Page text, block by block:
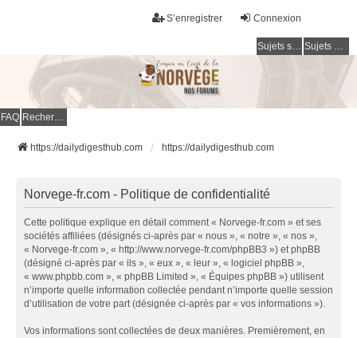
Connexion
S’enregistrer
Sujets sans réponse Sujets actifs
FAQ Rechercher
https://dailydigesthub.com https://dailydigesthub.com
Norvege-fr.com - Politique de confidentialité
Cette politique explique en détail comment « Norvege-fr.com » et ses
sociétés affiliées (désignés ci-après par « nous », « notre », « nos »,
« Norvege-fr.com », « http://www.norvege-fr.com/phpBB3 ») et phpBB
(désigné ci-après par « ils », « eux », « leur », « logiciel phpBB »,
« www.phpbb.com », « phpBB Limited », « Équipes phpBB ») utilisent
n’importe quelle information collectée pendant n’importe quelle session
d’utilisation de votre part (désignée ci-après par « vos informations »).
Vos informations sont collectées de deux manières. Premièrement, en